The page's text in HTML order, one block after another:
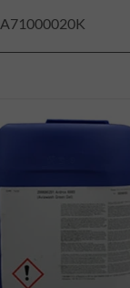
A71000020K